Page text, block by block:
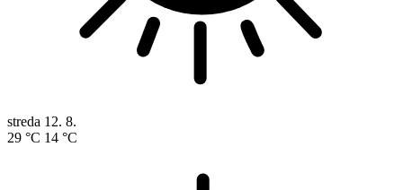
streda 12. 8.
29 °C 14 °C